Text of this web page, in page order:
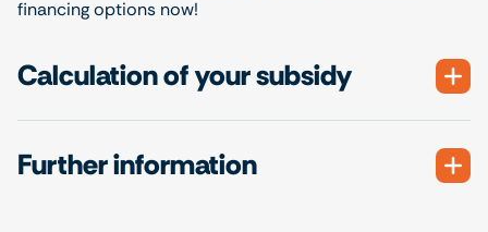
financing options now!
Calculation of your subsidy
Further information